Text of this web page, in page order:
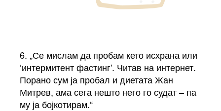
6. „Се мислам да пробам кето исхрана или
‘интермитент фастинг’. Читав на интернет.
Порано сум ја пробал и диетата Жан
Митрев, ама сега нешто него го судат – па
му ја бојкотирам.“